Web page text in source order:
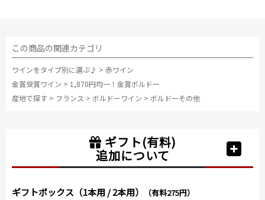
この商品の関連カテゴリ
ワインをタイプ別に選ぶ♪ > 赤ワイン
金賞受賞ワイン > 1,870円均一！金賞ボルドー
産地で探す > フランス > ボルドーワイン > ボルドーその他
ギフト(有料)
追加について
ギフトボックス（1本用 / 2本用） （有料275円）